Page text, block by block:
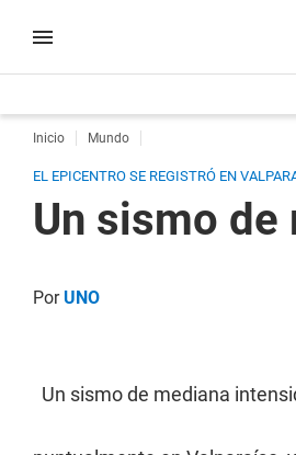
Inicio Mundo
EL EPICENTRO SE REGISTRÓ EN
Un sismo
PorUNO
Un sismo de mediana